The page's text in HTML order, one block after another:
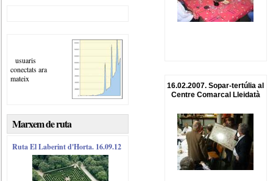
usuaris
conectats ara
mateix
Marxem de ruta
Ruta El Laberint d'Horta. 16.09.12
16.02.2007. Sopar-tertúlia al
Centre Comarcal Lleidatà